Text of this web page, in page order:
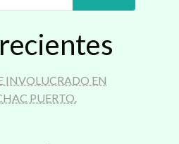
INVOLUCRADO EN
PUERTO.